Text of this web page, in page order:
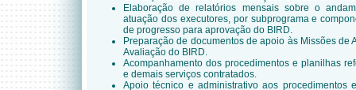
Elaboração de relatórios mensais sobre o
atuação dos executores, por subprograma e
de progresso para aprovação do BIRD.
Preparação de documentos de apoio às Missões de
Avaliação do BIRD.
Acompanhamento dos procedimentos e planilhas
e demais serviços contratados.
Apoio técnico e administrativo aos procedimentos